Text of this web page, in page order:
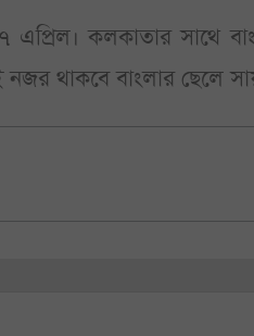
কলকাতার সাথে
থাকবে বাংলার ছেলে